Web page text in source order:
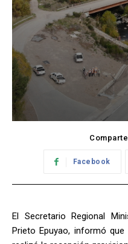
Facebook
El Secretario Regional
Prieto Epuyao, informó